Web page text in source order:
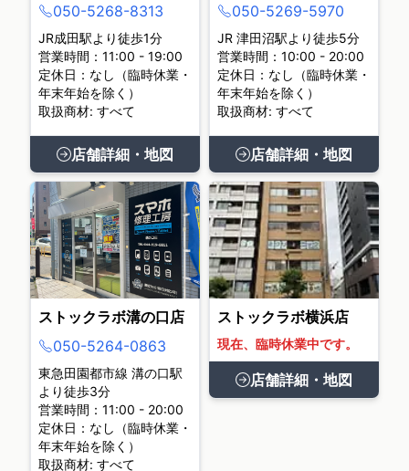
050-5268-8313
JR成田駅より徒歩1分
営業時間：11:00 - 19:00
定休日：なし（臨時休業・
年末年始を除く）
取扱商材: すべて
店舗詳細・地図
050-5269-5970
JR 津田沼駅より徒歩5分
営業時間：10:00 - 20:00
定休日：なし（臨時休業・
年末年始を除く）
取扱商材: すべて
店舗詳細・地図
ストックラボ溝の口店
050-5264-0863
東急田園都市線 溝の口駅
より徒歩3分
営業時間：11:00 - 20:00
定休日：なし（臨時休業・
年末年始を除く）
取扱商材: すべて
ストックラボ横浜店
現在、臨時休業中です。
店舗詳細・地図